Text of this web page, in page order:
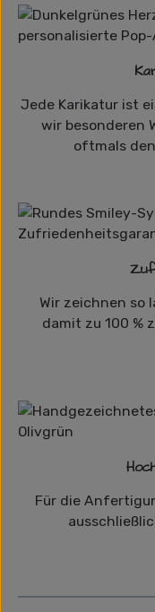
Jede Karikatur ist
wir besonderen
oftmals
Wir zeichnen so
damit zu 100 %
Für die